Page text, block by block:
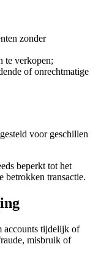
zonder
te verkopen;
of onrechtmatige
voor geschillen
beperkt tot het
betrokken transactie.
accounts tijdelijk of
misbruik of